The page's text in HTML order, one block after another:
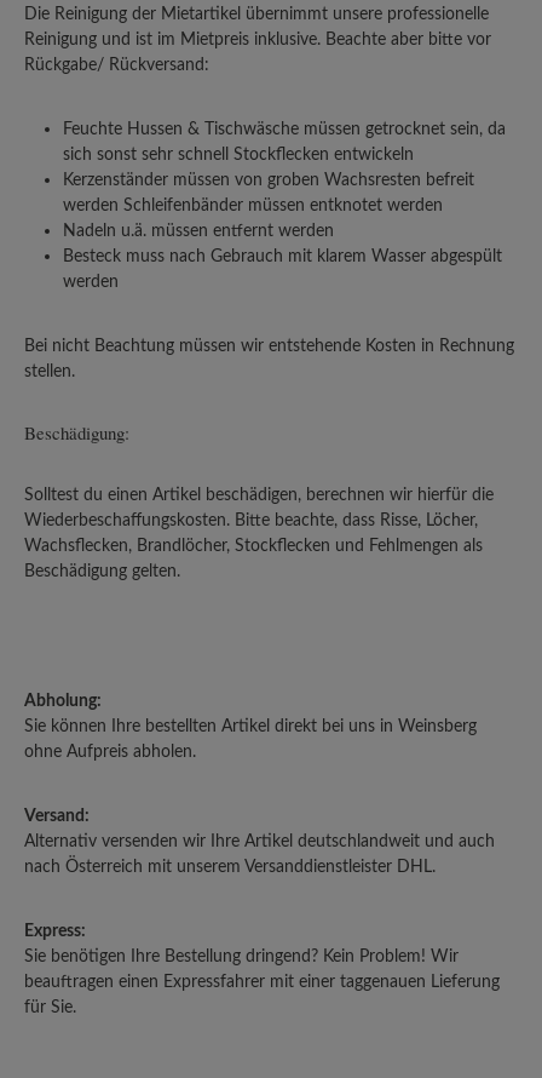
Die Reinigung der Mietartikel übernimmt unsere professionelle
Reinigung und ist im Mietpreis inklusive. Beachte aber bitte vor
Rückgabe/ Rückversand:
Feuchte Hussen & Tischwäsche müssen getrocknet sein, da
sich sonst sehr schnell Stockflecken entwickeln
Kerzenständer müssen von groben Wachsresten befreit
werden Schleifenbänder müssen entknotet werden
Nadeln u.ä. müssen entfernt werden
Besteck muss nach Gebrauch mit klarem Wasser abgespült
werden
Bei nicht Beachtung müssen wir entstehende Kosten in Rechnung
stellen.
Beschädigung:
Solltest du einen Artikel beschädigen, berechnen wir hierfür die
Wiederbeschaffungskosten. Bitte beachte, dass Risse, Löcher,
Wachsflecken, Brandlöcher, Stockflecken und Fehlmengen als
Beschädigung gelten.
Abholung:
Sie können Ihre bestellten Artikel direkt bei uns in Weinsberg
ohne Aufpreis abholen.
Versand:
Alternativ versenden wir Ihre Artikel deutschlandweit und auch
nach Österreich mit unserem Versanddienstleister DHL.
Express:
Sie benötigen Ihre Bestellung dringend? Kein Problem! Wir
beauftragen einen Expressfahrer mit einer taggenauen Lieferung
für Sie.